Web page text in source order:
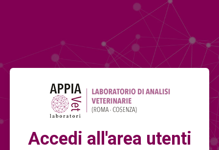
Accedi all'area utenti